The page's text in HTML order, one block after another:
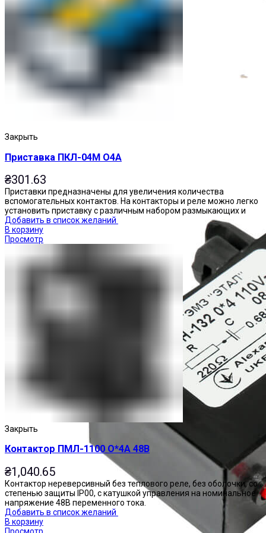
Приставки выдержки времени
Закрыть
Приставка ПКЛ-04М О4А
₴301.63
Приставки предназначены для увеличения количества
вспомогательных контактов. На контакторы и реле можно легко
установить приставку с различным набором размыкающих и
Добавить в список желаний
В корзину
Просмотр
Закрыть
Контактор ПМЛ-1100 О*4А 48В
₴1,040.65
Контактор нереверсивный без теплового реле, без оболочки, со
степенью защиты IP00, с катушкой управления на номинальное
напряжение 48В переменного тока.
Добавить в список желаний
В корзину
Просмотр